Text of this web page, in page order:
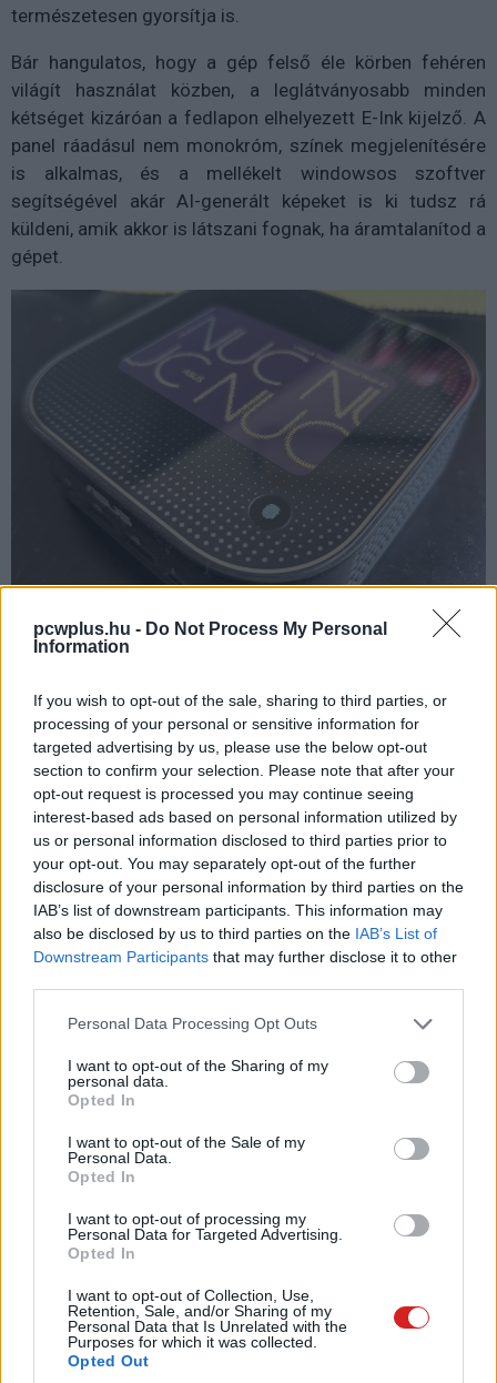
pcwplus.hu - Do Not Process My Personal
Information
If you wish to opt-out of the sale, sharing to third parties, or
processing of your personal or sensitive information for
targeted advertising by us, please use the below opt-out
section to confirm your selection. Please note that after your
opt-out request is processed you may continue seeing
interest-based ads based on personal information utilized by
us or personal information disclosed to third parties prior to
your opt-out. You may separately opt-out of the further
disclosure of your personal information by third parties on the
IAB’s list of downstream participants. This information may
also be disclosed by us to third parties on the IAB’s List of
Downstream Participants that may further disclose it to other
Please note that this website/app uses one or more Google
not limited to your visit or usage behaviour. You may click to
grant or deny consent to Google and its third-party tags to
use your data for below specified purposes in below Google
consent section.
Personal Data Processing Opt Outs
I want to opt-out of the Sharing of my
personal data.
Opted In
I want to opt-out of the Sale of my
Personal Data.
Opted In
I want to opt-out of processing my
Personal Data for Targeted Advertising.
Opted In
I want to opt-out of Collection, Use,
Retention, Sale, and/or Sharing of my
Personal Data that Is Unrelated with the
Purposes for which it was collected.
Opted Out
természetesen gyorsítja is.
Bár hangulatos, hogy a gép felső éle körben fehéren
világít használat közben, a leglátványosabb minden
kétséget kizáróan a fedlapon elhelyezett E-Ink kijelző. A
panel ráadásul nem monokróm, színek megjelenítésére
is alkalmas, és a mellékelt windowsos szoftver
segítségével akár AI-generált képeket is ki tudsz rá
küldeni, amik akkor is látszani fognak, ha áramtalanítod a
gépet.
A NUC dobozában a tápegység és a VESA konzol mellett
összeépített PC-ről van szó, vagyis nem barebone-ról,
így a gép már tartalmazza az SSD-t és a RAM-ot is.
A gép szíve egy Lunar Lake kódnevűIntel Core Ultra
9 288V processzor, ami 4+4 maggal dolgozik - 4
takarékos és 4 nagy teljesítményű processzormag
vethető be munkára. Az akár 5,1 GHz-es órajel jól
hangzik, de alapvetően alacsony fogyasztású és
hőtermelésű központi egységről van szó, így az órajel
vélhetően többet lesz az alap 3,3 GHz környékén. A CPU
mesterséges intelligencia-számításokért felel a maga
48 TOPs teljesítményével. A 288V valójában fizikailag
egy óriási chip, erre utal BGA2833-as tokozása is és
27,5x27 mm-es lapkamérete. A méret oka a CPU-val
közösen tokozott DRAM, vagyis rendszermemória,
amiből a NUC 14 Pro+ AI esetében 32 GB-ot kapsz. Ez
érdemes tudni, hogy nem bővíthető, SO-DIMM foglalatot
ne keress a miniatűr gépházban.